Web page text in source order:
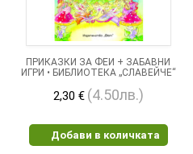
ПРИКАЗКИ ЗА ФЕИ + ЗАБАВНИ
ИГРИ • БИБЛИОТЕКА „СЛАВЕЙЧЕ“
2,30 € (4.50лв.)
Добави в количката